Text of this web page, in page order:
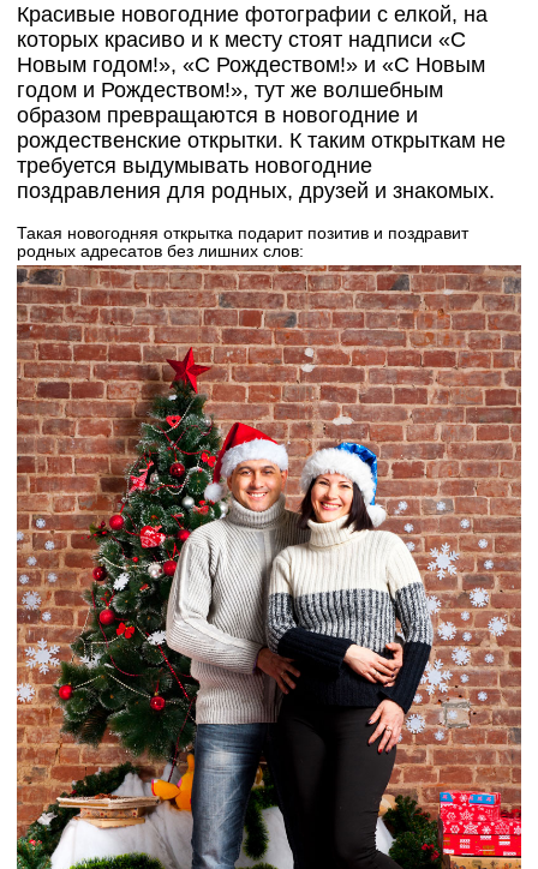
Красивые новогодние фотографии с елкой, на
которых красиво и к месту стоят надписи «С
Новым годом!», «С Рождеством!» и «С Новым
годом и Рождеством!», тут же волшебным
образом превращаются в новогодние и
рождественские открытки. К таким открыткам не
требуется выдумывать новогодние
поздравления для родных, друзей и знакомых.
Такая новогодняя открытка подарит позитив и поздравит
родных адресатов без лишних слов: